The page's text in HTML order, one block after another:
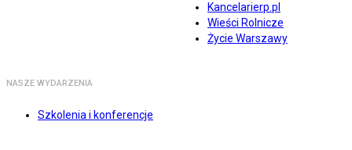
Kancelarierp.pl
Wieści Rolnicze
Życie Warszawy
NASZE WYDARZENIA
Szkolenia i konferencje